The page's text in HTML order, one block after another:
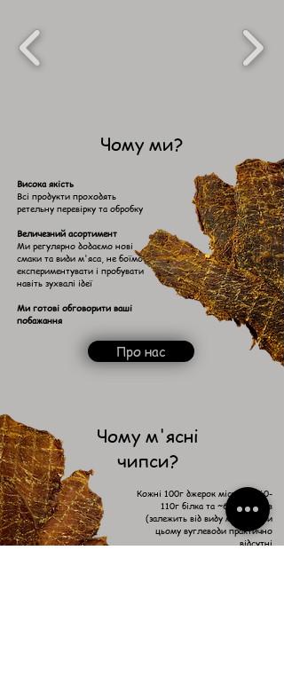
Чому ми?
Висока якість
Всі продукти проходять
ретельну перевірку та обробку
Величезний асортимент
Ми регулярно додаємо нові
смаки та види м'яса, не боїмося
експериментувати і пробувати
навіть зухвалі ідеї
Ми готові обговорити ваші
побажання
Про нас
Чому м'ясні
чипси?
Кожні 100г джерок містить ~60-
110г білка та ~6-55г жирів
(залежить від виду м'яса), при
цьому вуглеводи практично
відсутні